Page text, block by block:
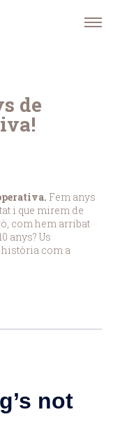
de
Fem anys
i que mirem de
com hem arribat
anys? Us
com a